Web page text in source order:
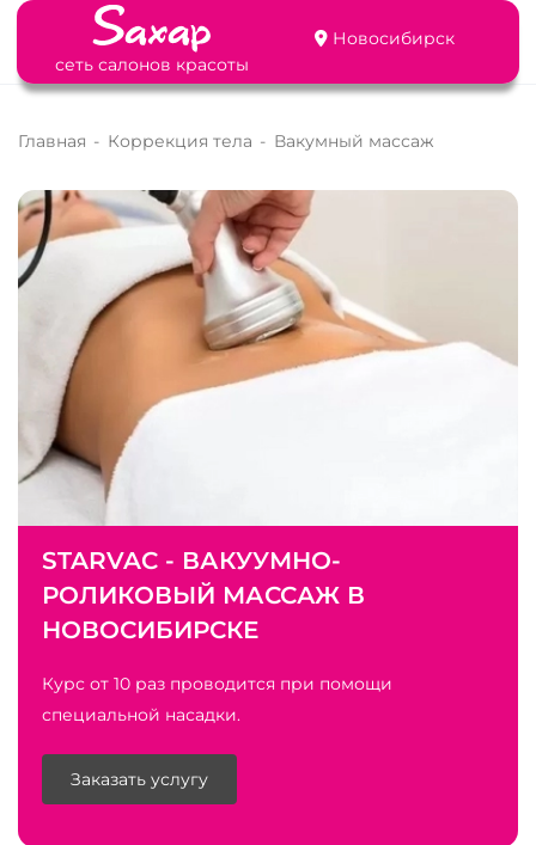
сеть салонов красоты
Новосибирск
Главная - Коррекция тела - Вакумный массаж
STARVAC - ВАКУУМНО-
РОЛИКОВЫЙ МАССАЖ В
НОВОСИБИРСКЕ
Курс от 10 раз проводится при помощи
специальной насадки.
Заказать услугу